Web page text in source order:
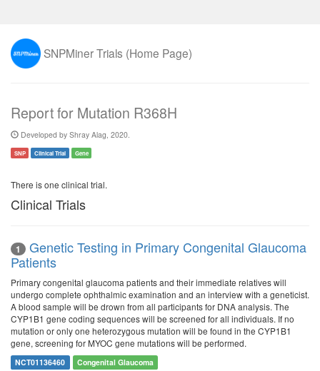
SNPMiner Trials (Home Page)
Report for Mutation R368H
Developed by Shray Alag, 2020.
SNP Clinical Trial Gene
There is one clinical trial.
Clinical Trials
1
Genetic Testing in Primary Congenital Glaucoma
Patients
Primary congenital glaucoma patients and their immediate relatives will
undergo complete ophthalmic examination and an interview with a geneticist.
A blood sample will be drown from all participants for DNA analysis. The
CYP1B1 gene coding sequences will be screened for all individuals. If no
mutation or only one heterozygous mutation will be found in the CYP1B1
gene, screening for MYOC gene mutations will be performed.
NCT01136460 Congenital Glaucoma